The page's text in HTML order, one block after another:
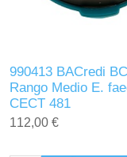
990413 BACredi
Rango Medio E.
CECT 481
112,00 €